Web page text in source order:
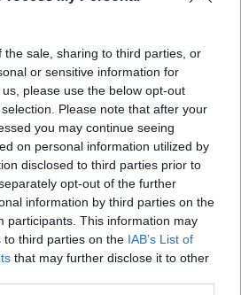
the sale, sharing to third parties, or
or sensitive information for
please use the below opt-out
Please note that after your
you may continue seeing
on personal information utilized by
disclosed to third parties prior to
opt-out of the further
information by third parties on the
participants. This information may
to third parties on the IAB’s List of
that may further disclose it to other
ζάχαρη μέσα σε δύο
επικοινωνούν, εξερευνούν
Επομένως, την επόμενη
τον σκύλο σας να μυρίσει το
ότι δεν του δίνετε την
και να μάθει αν βρισκόταν στην
και τι διάθεση μπορεί να
γρήγορη βόλτα θα κουράσει
στο κρεβάτι του με το που
αυτό πολλές φορές είναι
είναι αυτές που κουράζουν και
κουτάβι σας γιατί είναι σε